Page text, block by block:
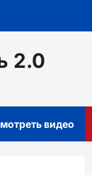
2.0
видео